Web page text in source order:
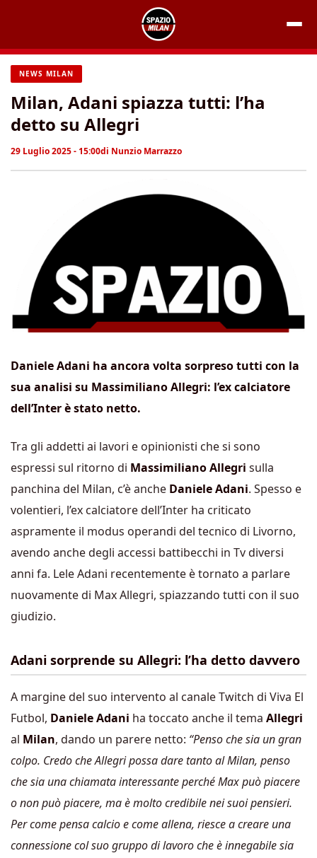
contenuto
NEWS MILAN
Milan, Adani spiazza tutti: l’ha
detto su Allegri
29 Luglio 2025 - 15:00di Nunzio Marrazzo
Daniele Adani ha ancora volta sorpreso tutti con la
sua analisi su Massimiliano Allegri: l’ex calciatore
dell’Inter è stato netto.
Tra gli addetti ai lavori e opinionisti che si sono
espressi sul ritorno di Massimiliano Allegri sulla
panchina del Milan, c’è anche Daniele Adani. Spesso e
volentieri, l’ex calciatore dell’Inter ha criticato
aspramente il modus operandi del tecnico di Livorno,
avendo anche degli accessi battibecchi in Tv diversi
anni fa. Lele Adani recentemente è tornato a parlare
nuovamente di Max Allegri, spiazzando tutti con il suo
giudizio.
Adani sorprende su Allegri: l’ha detto davvero
A margine del suo intervento al canale Twitch di Viva El
Futbol, Daniele Adani ha toccato anche il tema Allegri
al Milan, dando un parere netto: “Penso che sia un gran
colpo. Credo che Allegri possa dare tanto al Milan, penso
che sia una chiamata interessante perché Max può piacere
o non può piacere, ma è molto credibile nei suoi pensieri.
Per come pensa calcio e come allena, riesce a creare una
connessione col suo gruppo di lavoro che è innegabile sia